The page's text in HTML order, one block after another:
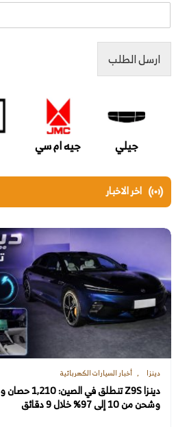
ارسل الطلب
جيلي جيه ام سي
اخر الاخبار
دينزا أخبار السيارات الكهربائية
وشحن من 10 إلى 97% خلال 9 دقائق